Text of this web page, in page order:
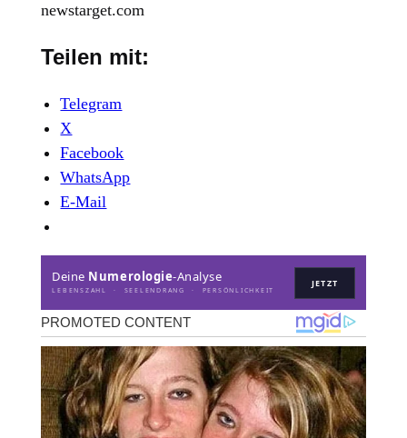
newstarget.com
Teilen mit:
Telegram
X
Facebook
WhatsApp
E-Mail
Deine Numerologie-Analyse
LEBENSZAHL · SEELENDRANG · PERSÖNLICHKEIT
JETZT